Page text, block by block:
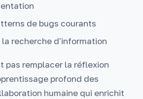
de bugs courants
recherche d'information
pas remplacer la réflexion
profond des
humaine qui enrichit